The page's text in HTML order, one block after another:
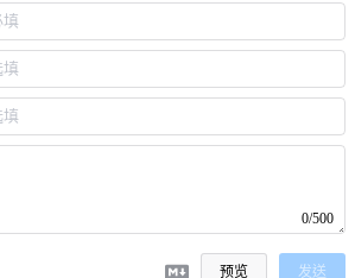
0/500
预览 发送